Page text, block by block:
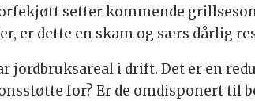
setter kommende
er dette en skam og særs dårlig
jordbruksareal i drift. Det er en
for? Er de omdisponert til